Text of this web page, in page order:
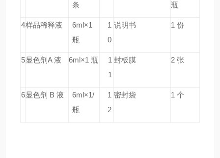
条
瓶
4样品稀释液
6ml×1
瓶
1
0
说明书 1 份
5显色剂A 液 6ml×1 瓶
1
1
封板膜 2 张
6显色剂 B 液
6ml×1/
瓶
1
2
密封袋 1 个